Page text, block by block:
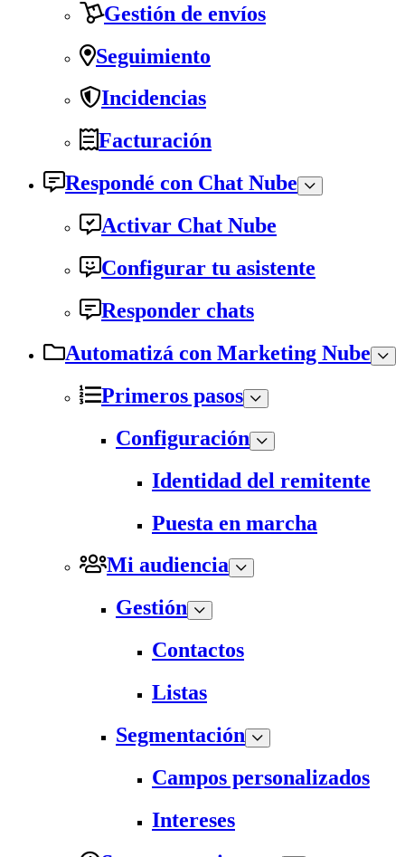
Gestión de envíos
Seguimiento
Incidencias
Facturación
Respondé con Chat Nube
Activar Chat Nube
Configurar tu asistente
Responder chats
Automatizá con Marketing Nube
Primeros pasos
Configuración
Identidad del remitente
Puesta en marcha
Mi audiencia
Gestión
Contactos
Listas
Segmentación
Campos personalizados
Intereses